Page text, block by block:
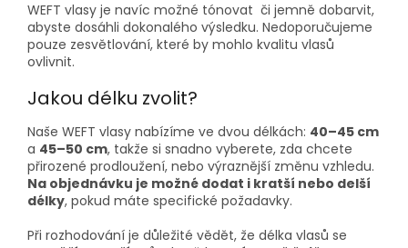
WEFT vlasy je navíc možné tónovat či jemně dobarvit,
abyste dosáhli dokonalého výsledku. Nedoporučujeme
pouze zesvětlování, které by mohlo kvalitu vlasů
ovlivnit.
Jakou délku zvolit?
Naše WEFT vlasy nabízíme ve dvou délkách: 40–45 cm
a 45–50 cm, takže si snadno vyberete, zda chcete
přirozené prodloužení, nebo výraznější změnu vzhledu.
Na objednávku je možné dodat i kratší nebo delší
délky, pokud máte specifické požadavky.
Při rozhodování je důležité vědět, že délka vlasů se